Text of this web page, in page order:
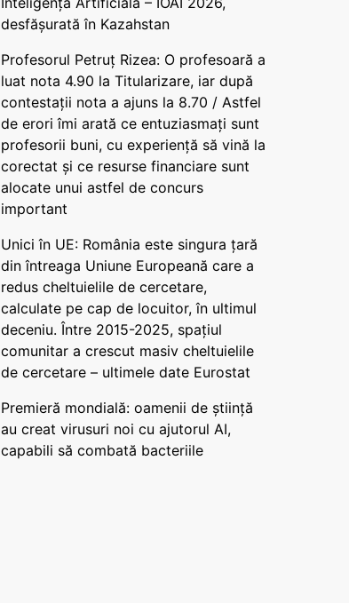
desfășurată în Kazahstan
Profesorul Petruț Rizea: O profesoară a
luat nota 4.90 la Titularizare, iar după
contestații nota a ajuns la 8.70 / Astfel
de erori îmi arată ce entuziasmați sunt
profesorii buni, cu experiență să vină la
corectat și ce resurse financiare sunt
alocate unui astfel de concurs
important
Unici în UE: România este singura țară
din întreaga Uniune Europeană care a
redus cheltuielile de cercetare,
calculate pe cap de locuitor, în ultimul
deceniu. Între 2015-2025, spațiul
comunitar a crescut masiv cheltuielile
de cercetare – ultimele date Eurostat
Premieră mondială: oamenii de știință
au creat virusuri noi cu ajutorul AI,
capabili să combată bacteriile